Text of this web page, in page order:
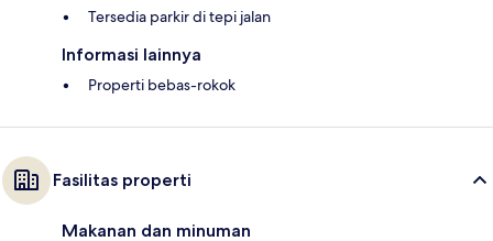
Tersedia parkir di tepi jalan
Informasi lainnya
Properti bebas-rokok
Fasilitas properti
Makanan dan minuman